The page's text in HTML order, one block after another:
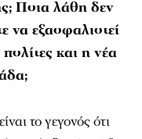
και η νέα
το γεγονός ότι
η οποία θα